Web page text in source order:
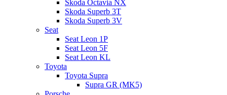
Skoda Octavia NX
Skoda Superb 3T
Skoda Superb 3V
Seat
Seat Leon 1P
Seat Leon 5F
Seat Leon KL
Toyota
Toyota Supra
Supra GR (MK5)